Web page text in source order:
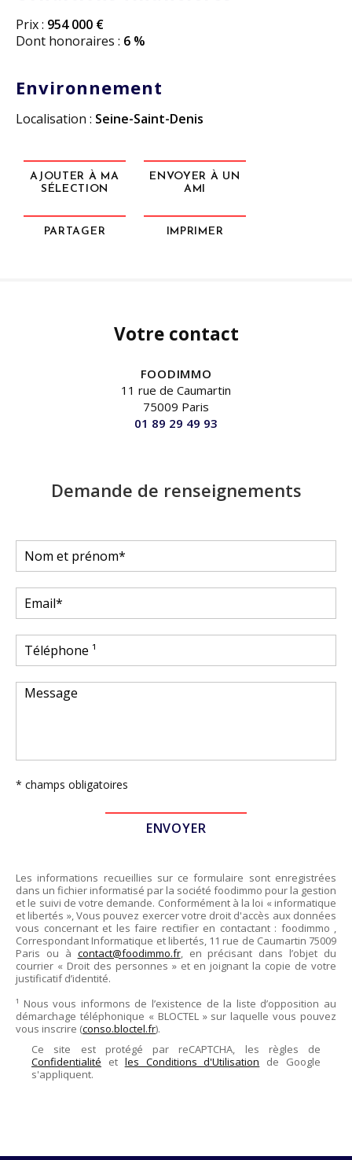
Prix : 954 000 €
Dont honoraires : 6 %
Environnement
Localisation : Seine-Saint-Denis
AJOUTER À MA
SÉLECTION
ENVOYER À UN
AMI
PARTAGER IMPRIMER
Votre contact
FOODIMMO
11 rue de Caumartin
75009 Paris
01 89 29 49 93
Demande de renseignements
* champs obligatoires
Les informations recueillies sur ce formulaire sont enregistrées
dans un fichier informatisé par la société foodimmo pour la gestion
et le suivi de votre demande. Conformément à la loi « informatique
et libertés », Vous pouvez exercer votre droit d'accès aux données
vous concernant et les faire rectifier en contactant : foodimmo ,
Correspondant Informatique et libertés, 11 rue de Caumartin 75009
Paris ou à contact@foodimmo.fr, en précisant dans l’objet du
courrier « Droit des personnes » et en joignant la copie de votre
justificatif d’identité.
¹ Nous vous informons de l’existence de la liste d’opposition au
démarchage téléphonique « BLOCTEL » sur laquelle vous pouvez
vous inscrire (conso.bloctel.fr).
Ce site est protégé par reCAPTCHA, les règles de
Confidentialité et les Conditions d'Utilisation de Google
s'appliquent.